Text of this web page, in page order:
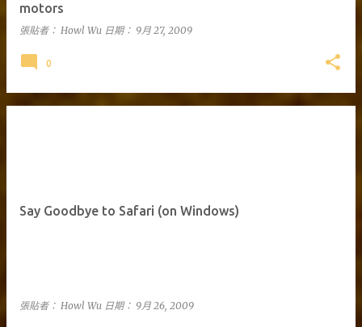
motors
張貼者： Howl Wu 日期： 9月 27, 2009
0
Say Goodbye to Safari (on Windows)
張貼者： Howl Wu 日期： 9月 26, 2009